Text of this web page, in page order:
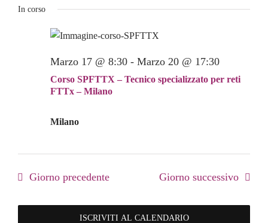
for
Marzo
2026
Ricerca
viste
la
In corso
Corso SPFTTX – Tecnico specializzato per reti
FTTx – Milano
Marzo 17 @ 8:30 - Marzo 20 @ 17:30
Milano
Giorno precedente Giorno successivo
ISCRIVITI AL CALENDARIO